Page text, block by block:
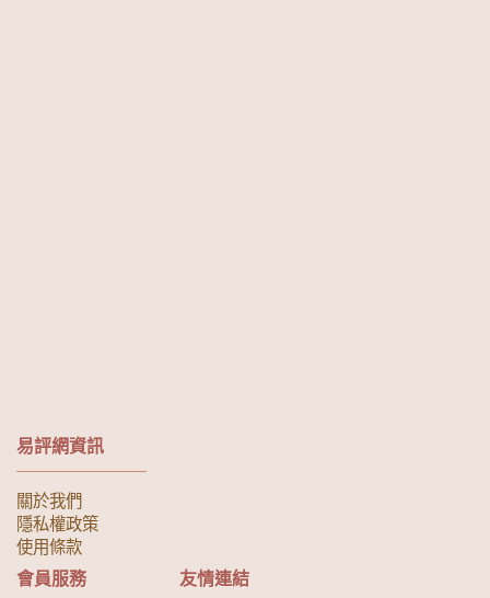
易評網資訊
關於我們
隱私權政策
使用條款
會員服務 友情連結